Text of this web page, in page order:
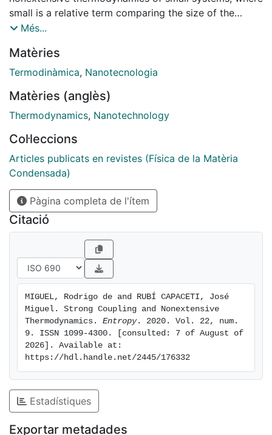
small is a relative term comparing the size of the
system to the size of the effective interaction region
approach gives easy accessibility to the
thermodynamic properties of systems strongly
rely on the classical concept of dividing surface to
characterize the system's interaction with the
region over which a system exchanges extensive
quantities with its surroundings, easily producing laws
recently shown to be valid at the nanoscale.
Més...
Matèries
Termodinàmica, Nanotecnologia
Matèries (anglès)
Thermodynamics, Nanotechnology
Col·leccions
Articles publicats en revistes (Física de la Matèria
Condensada)
Pàgina completa de l'ítem
Citació
MIGUEL, Rodrigo de and RUBÍ CAPACETI, José
Miguel. Strong Coupling and Nonextensive
Thermodynamics. Entropy. 2020. Vol. 22, num.
9. ISSN 1099-4300. [consulted: 7 of August of
2026]. Available at:
https://hdl.handle.net/2445/176332
Estadístiques
Exportar metadades